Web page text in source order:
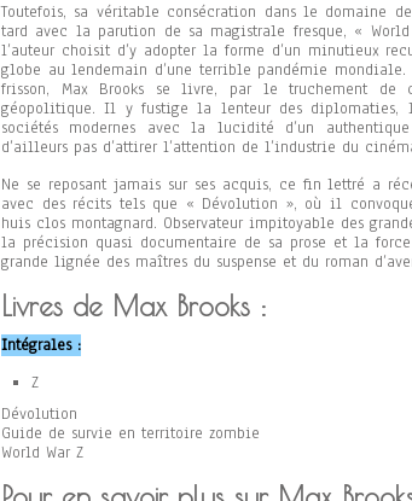
Toutefois, sa véritable consécration dans le domaine
tard avec la parution de sa magistrale fresque, «
l’auteur choisit d’y adopter la forme d’un minutieux
globe au lendemain d’une terrible pandémie
frisson, Max Brooks se livre, par le truchement
géopolitique. Il y fustige la lenteur des diplomaties,
sociétés modernes avec la lucidité d’un
d’ailleurs pas d’attirer l’attention de l’industrie du
Ne se reposant jamais sur ses acquis, ce fin lettré a
avec des récits tels que « Dévolution », où il
huis clos montagnard. Observateur impitoyable des
la précision quasi documentaire de sa prose et la
grande lignée des maîtres du suspense et du roman
Livres de Max Brooks :
Intégrales :
Z
Dévolution
Guide de survie en territoire zombie
World War Z